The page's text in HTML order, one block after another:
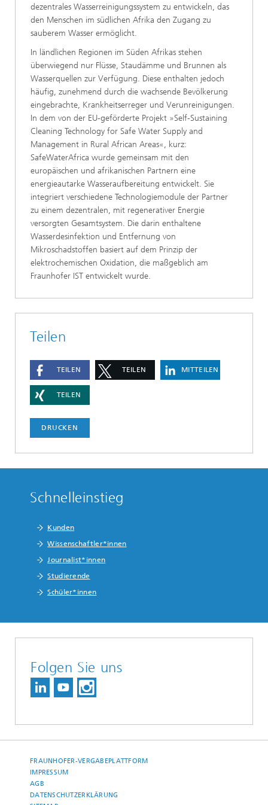
dezentrales Wasserreinigungssystem zu entwickeln, das
den Menschen im südlichen Afrika den Zugang zu
sauberem Wasser ermöglicht.
In ländlichen Regionen im Süden Afrikas stehen
überwiegend nur Flüsse, Staudämme und Brunnen als
Wasserquellen zur Verfügung. Diese enthalten jedoch
häufig, zunehmend durch die wachsende Bevölkerung
eingebrachte, Krankheitserreger und Verunreinigungen.
In dem von der EU-geförderte Projekt »Self-Sustaining
Cleaning Technology for Safe Water Supply and
Management in Rural African Areas«, kurz:
SafeWaterAfrica wurde gemeinsam mit den
europäischen und afrikanischen Partnern eine
energieautarke Wasseraufbereitung entwickelt. Sie
integriert verschiedene Technologiemodule der Partner
zu einem dezentralen, mit regenerativer Energie
versorgten Gesamtsystem. Die darin enthaltene
Wasserdesinfektion und Entfernung von
Mikroschadstoffen basiert auf dem Prinzip der
elektrochemischen Oxidation, die maßgeblich am
Fraunhofer IST entwickelt wurde.
Teilen
TEILEN TEILEN MITTEILEN
TEILEN
DRUCKEN
Schnelleinstieg
Kunden
Wissenschaftler*innen
Journalist*innen
Studierende
Schüler*innen
Folgen Sie uns
FRAUNHOFER-VERGABEPLATTFORM
IMPRESSUM
AGB
DATENSCHUTZERKLÄRUNG